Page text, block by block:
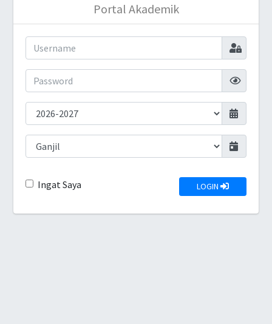
Portal Akademik
Ingat Saya LOGIN